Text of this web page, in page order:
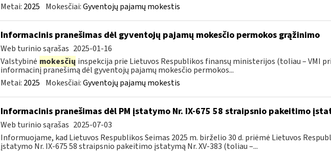
Metai: 2025 Mokesčiai:Gyventojų pajamų mokestis
Informacinis pranešimas dėl gyventojų pajamų mokesčio permokos grąžinimo
Web turinio sąrašas 2025-01-16
Valstybinė mokesčių inspekcija prie Lietuvos Respublikos finansų ministerijos (toliau – VMI
informacinį pranešimą dėl gyventojų pajamų mokesčio permokos...
Metai: 2025 Mokesčiai:Gyventojų pajamų mokestis
Informacinis pranešimas dėl PM įstatymo Nr. IX-675 58 straipsnio pakeitimo
Web turinio sąrašas 2025-07-03
Informuojame, kad Lietuvos Respublikos Seimas 2025 m. birželio 30 d. priėmė Lietuvos
įstatymo Nr. IX-675 58 straipsnio pakeitimo įstatymą Nr. XV-383 (toliau –...